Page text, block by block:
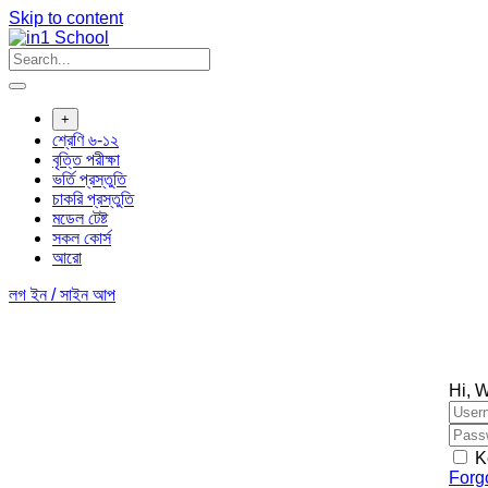
Skip to content
+
শ্রেণি ৬-১২
বৃত্তি পরীক্ষা
ভর্তি প্রস্তুতি
চাকরি প্রস্তুতি
মডেল টেষ্ট
সকল কোর্স
আরো
লগ ইন / সাইন আপ
Hi,